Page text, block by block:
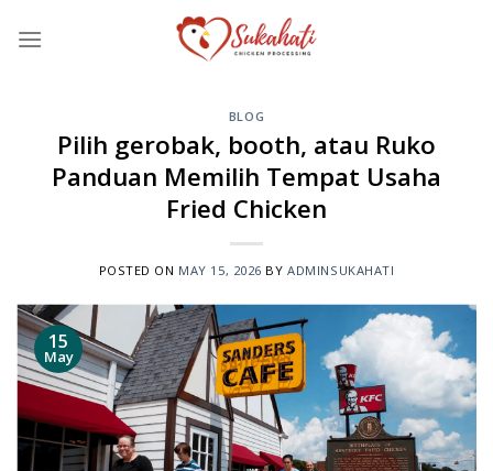
BLOG
Pilih gerobak, booth, atau Ruko
Panduan Memilih Tempat Usaha
Fried Chicken
POSTED ON MAY 15, 2026 BYADMINSUKAHATI
15
May